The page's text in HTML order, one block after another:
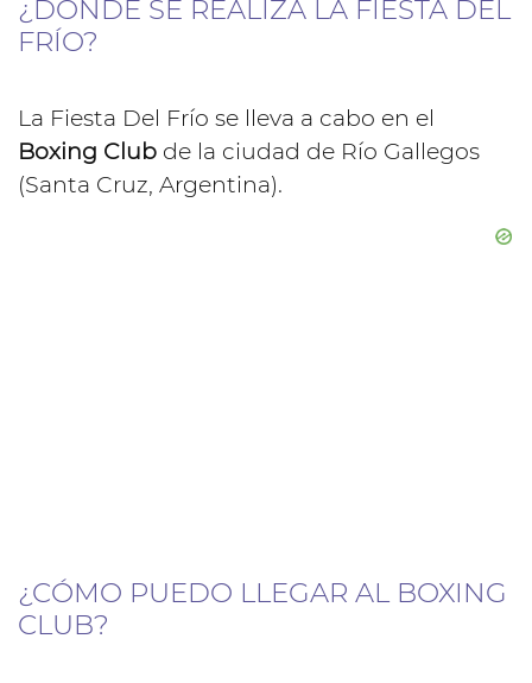
¿DÓNDE SE REALIZA LA FIESTA DEL
FRÍO?
La Fiesta Del Frío se lleva a cabo en el
Boxing Club de la ciudad de Río Gallegos
(Santa Cruz, Argentina).
¿CÓMO PUEDO LLEGAR AL BOXING
CLUB?